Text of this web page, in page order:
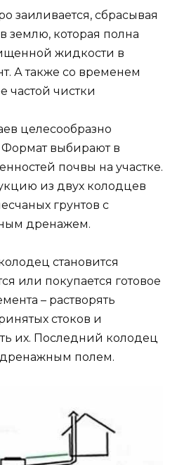
заиливается, сбрасывая
землю, которая полна
жидкости в
А также со временем
частой чистки
целесообразно
Формат выбирают в
почвы на участке.
из двух колодцев
грунтов с
дренажем.
становится
или покупается готовое
– растворять
стоков и
их. Последний колодец
дренажным полем.